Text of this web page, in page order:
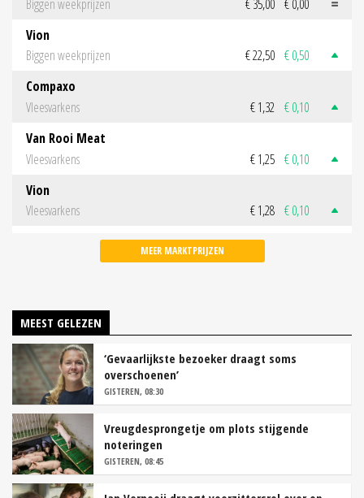
Biggen weekprijzen € 35,00 € 0,00
Vion
Biggen weekprijzen
€ 22,50 € 0,50
Compaxo
Vleesvarkens
€ 1,32 € 0,10
Van Rooi Meat
Vleesvarkens
€ 1,25 € 0,10
Vion
Vleesvarkens
€ 1,28 € 0,10
MEER MARKTPRIJZEN
MEEST GELEZEN
‘Gevaarlijkste bezoeker draagt soms
overschoenen’
GISTEREN, 08:30
Vreugdesprongetje om plots stijgende
noteringen
GISTEREN, 08:45